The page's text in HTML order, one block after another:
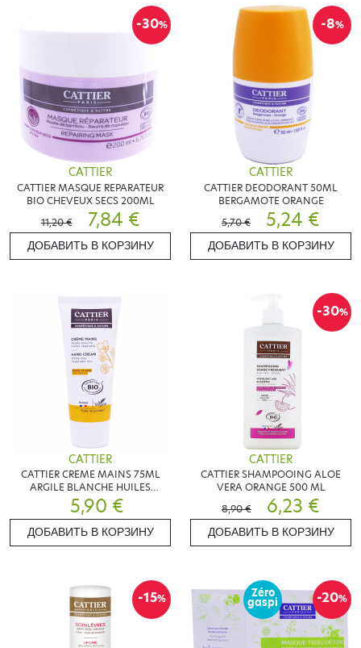
-30%
CATTIER
CATTIER MASQUE REPARATEUR
BIO CHEVEUX SECS 200ML
11,20 €
7,84 €
ДОБАВИТЬ В КОРЗИНУ
-8%
CATTIER
CATTIER DEODORANT 50ML
BERGAMOTE ORANGE
5,70 €
5,24 €
ДОБАВИТЬ В КОРЗИНУ
CATTIER
CATTIER CREME MAINS 75ML
ARGILE BLANCHE HUILES
VÉGÉTALES
5,90 €
ДОБАВИТЬ В КОРЗИНУ
-30%
CATTIER
CATTIER SHAMPOOING ALOE
VERA ORANGE 500 ML
8,90 €
6,23 €
ДОБАВИТЬ В КОРЗИНУ
-15% -20%
Zéro
gaspi